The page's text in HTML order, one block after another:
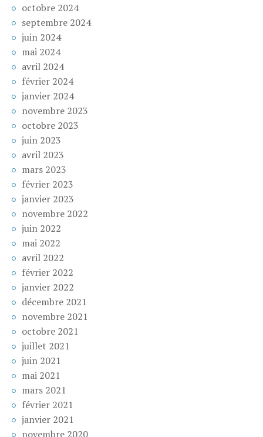
octobre 2024
septembre 2024
juin 2024
mai 2024
avril 2024
février 2024
janvier 2024
novembre 2023
octobre 2023
juin 2023
avril 2023
mars 2023
février 2023
janvier 2023
novembre 2022
juin 2022
mai 2022
avril 2022
février 2022
janvier 2022
décembre 2021
novembre 2021
octobre 2021
juillet 2021
juin 2021
mai 2021
mars 2021
février 2021
janvier 2021
novembre 2020